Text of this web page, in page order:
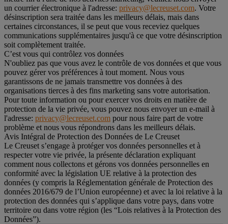
un courrier électronique à l'adresse: privacy@lecreuset.com. Votre
désinscription sera traitée dans les meilleurs délais, mais dans
certaines circonstances, il se peut que vous receviez quelques
communications supplémentaires jusqu'à ce que votre désinscription
soit complètement traitée.
C’est vous qui contrôlez vos données
N'oubliez pas que vous avez le contrôle de vos données et que vous
pouvez gérer vos préférences à tout moment. Nous vous
garantissons de ne jamais transmettre vos données à des
organisations tierces à des fins marketing sans votre autorisation.
Pour toute information ou pour exercer vos droits en matière de
protection de la vie privée, vous pouvez nous envoyer un e-mail à
l'adresse: privacy@lecreuset.com pour nous faire part de votre
problème et nous vous répondrons dans les meilleurs délais.
Avis Intégral de Protection des Données de Le Creuset
Le Creuset s’engage à protéger vos données personnelles et à
respecter votre vie privée, la présente déclaration expliquant
comment nous collectons et gérons vos données personnelles en
conformité avec la législation UE relative à la protection des
données (y compris la Réglementation générale de Protection des
données 2016/679 de l’Union européenne) et avec la loi relative à la
protection des données qui s’applique dans votre pays, dans votre
territoire ou dans votre région (les “Lois relatives à la Protection des
Données”).